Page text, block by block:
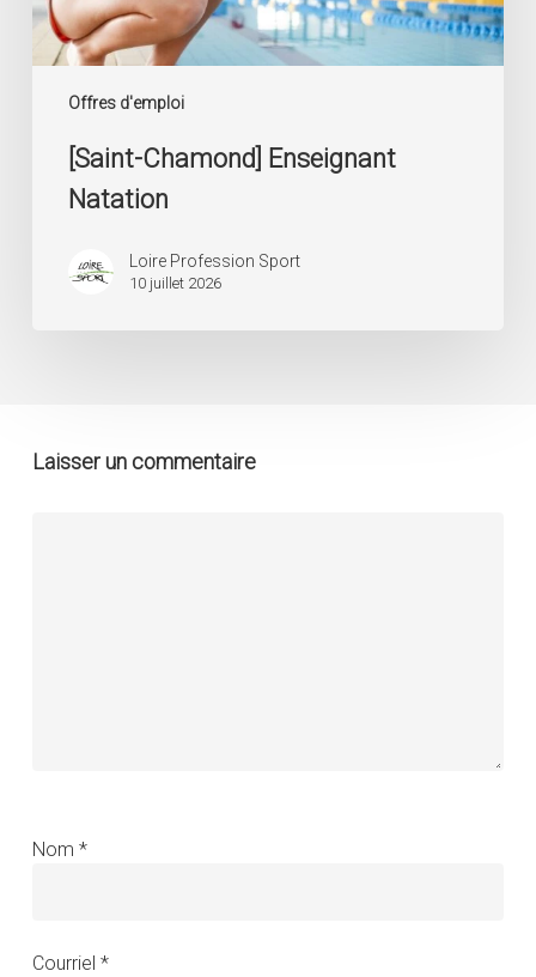
Offres d'emploi
[Saint-Chamond] Enseignant
Natation
Loire Profession Sport
10 juillet 2026
Laisser un commentaire
Nom *
Courriel *